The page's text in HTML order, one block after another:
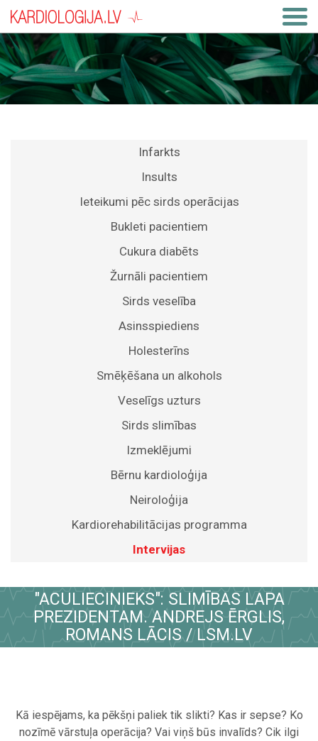
Infarkts
Insults
Ieteikumi pēc sirds operācijas
Bukleti pacientiem
Cukura diabēts
Žurnāli pacientiem
Sirds veselība
Asinsspiediens
Holesterīns
Smēķēšana un alkohols
Veselīgs uzturs
Sirds slimības
Izmeklējumi
Bērnu kardioloģija
Neiroloģija
Kardiorehabilitācijas programma
Intervijas
"ACULIECINIEKS": SLIMĪBAS LAPA
PREZIDENTAM. ANDREJS ĒRGLIS,
ROMANS LĀCIS / LSM.LV
Kā iespējams, ka pēkšņi paliek tik slikti? Kas ir sepse? Ko
nozīmē vārstuļa operācija? Vai viņš būs invalīds? Cik ilgi